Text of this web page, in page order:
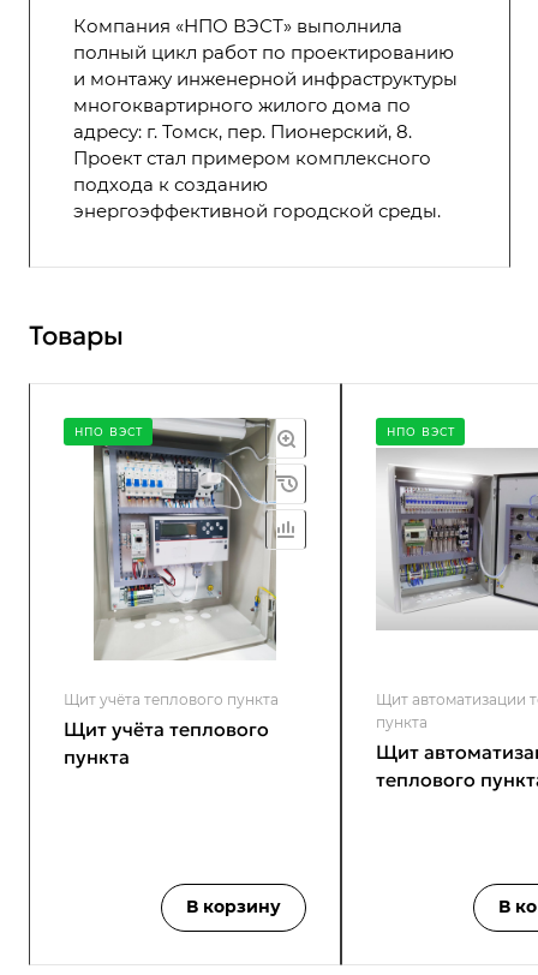
Компания «НПО ВЭСТ» выполнила
полный цикл работ по проектированию
и монтажу инженерной инфраструктуры
многоквартирного жилого дома по
адресу: г. Томск, пер. Пионерский, 8.
Проект стал примером комплексного
подхода к созданию
энергоэффективной городской среды.
Товары
НПО ВЭСТ
Щит учёта теплового пункта
Щит учёта теплового
пункта
В корзину
НПО ВЭСТ
Щит автоматизации
пункта
Щит
теплового
В